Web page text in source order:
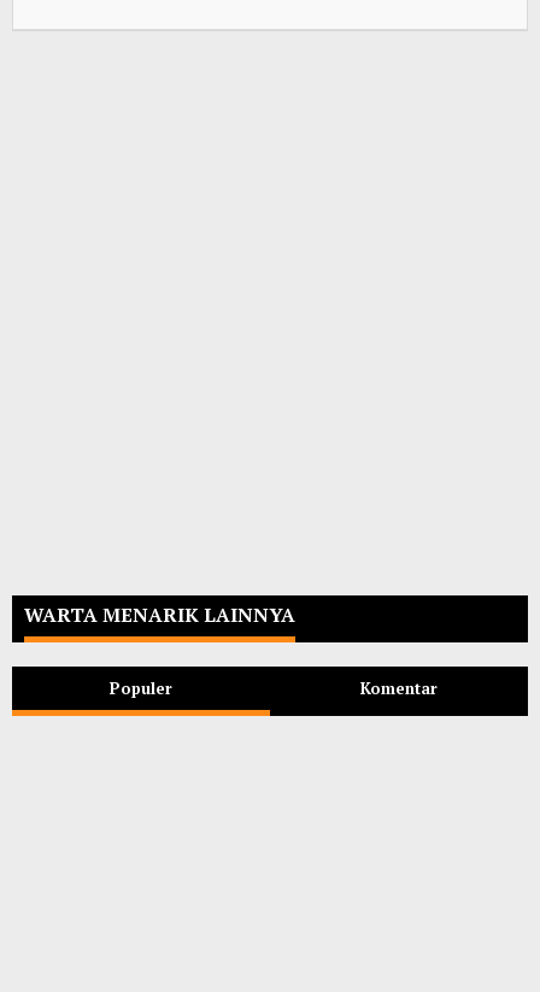
WARTA MENARIK LAINNYA
Populer Komentar